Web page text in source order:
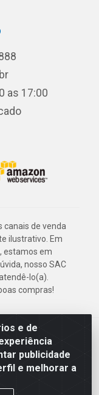
e de
publicidade
e melhorar a
as 17:00
canais de venda
ilustrativo. Em
estamos em
nosso SAC
lo(a).
compras!
de Morais, 2471 -
24.150.377/0003-